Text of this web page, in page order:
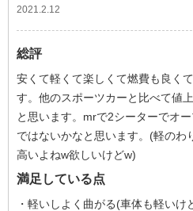
2021.2.12
総評
安くて軽くて楽しくて燃費も良く
す。他のスポーツカーと比べて値
と思います。mrで2シーターでオ
ではないかなと思います。(軽のわ
高いよねw欲しいけどw)
満足している点
・軽いしよく曲がる(車体も軽いけ